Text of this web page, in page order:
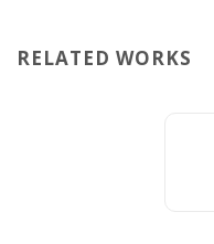
RELATED WORKS